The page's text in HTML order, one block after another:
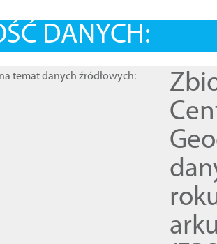
DANYCH:
temat danych źródłowych: